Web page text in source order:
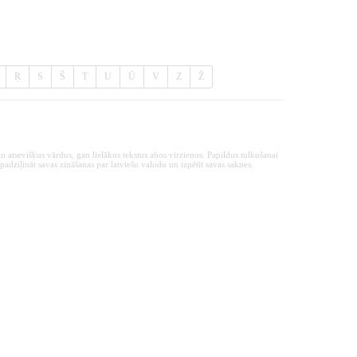
Ŗ S Š T U Ū V Z Ž
vārdus, gan lielākus tekstus abos virzienos. Papildus tulkošanai
savas zināšanas par latviešu valodu un izpētīt savas saknes.